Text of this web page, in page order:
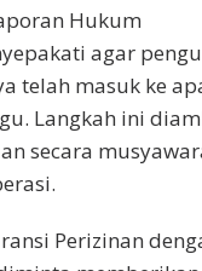
Hukum
agar
telah masuk ke
Langkah ini
secara
Perizinan